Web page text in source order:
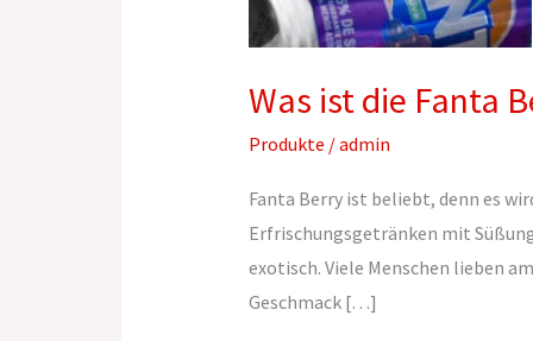
Was ist die Fanta
Produkte /admin
Fanta Berry ist beliebt, denn es
Erfrischungsgetränken mit
exotisch. Viele Menschen lieben
Geschmack […]
Berry
und
was
die
Besonderheit?